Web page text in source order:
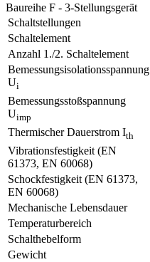
Baureihe F - 3-Stellungsgerät
Schaltstellungen
Schaltelement
Anzahl 1./2. Schaltelement
Bemessungsisolationsspannung
Ui
Bemessungsstoßspannung
Uimp
Thermischer Dauerstrom Ith
Vibrationsfestigkeit (EN
61373, EN 60068)
Schockfestigkeit (EN 61373,
EN 60068)
Mechanische Lebensdauer
Temperaturbereich
Schalthebelform
Gewicht